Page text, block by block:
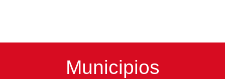
Municipios